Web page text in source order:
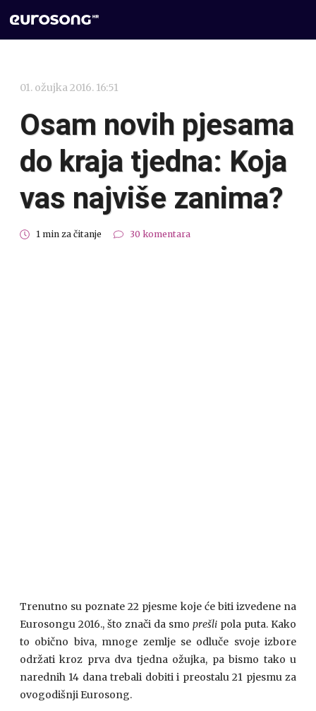
01. ožujka 2016. 16:51
Osam novih pjesama
do kraja tjedna: Koja
vas najviše zanima?
1 min za čitanje 30 komentara
Trenutno su poznate 22 pjesme koje će biti izvedene na
Eurosongu 2016., što znači da smo prešli pola puta. Kako
to obično biva, mnoge zemlje se odluče svoje izbore
održati kroz prva dva tjedna ožujka, pa bismo tako u
narednih 14 dana trebali dobiti i preostalu 21 pjesmu za
ovogodišnji Eurosong.